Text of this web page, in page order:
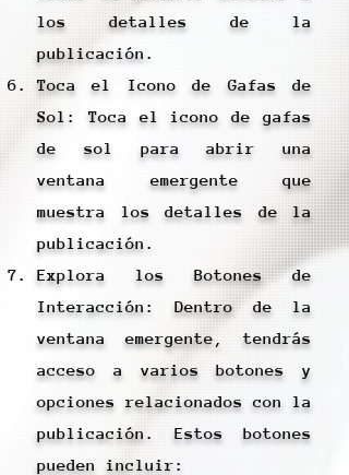
los detalles de la
publicación.
Toca el Icono de Gafas de
Sol: Toca el icono de gafas
de sol para abrir una
ventana emergente que
muestra los detalles de la
publicación.
Explora los Botones de
Interacción: Dentro de la
ventana emergente, tendrás
acceso a varios botones y
opciones relacionados con la
publicación. Estos botones
pueden incluir: